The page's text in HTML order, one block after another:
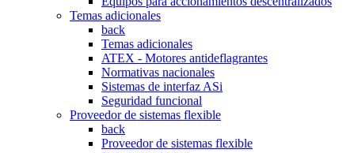
Temas adicionales
back
Temas adicionales
ATEX - Motores antideflagrantes
Normativas nacionales
Sistemas de interfaz ASi
Seguridad funcional
Proveedor de sistemas flexible
back
Proveedor de sistemas flexible